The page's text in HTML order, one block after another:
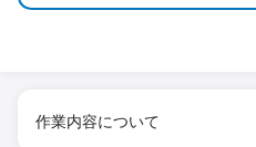
作業内容について